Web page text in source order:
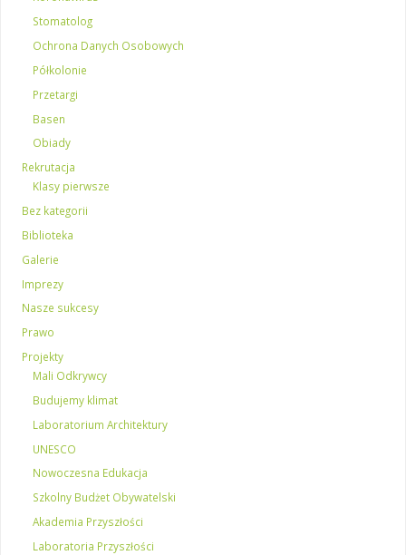
Stomatolog
Ochrona Danych Osobowych
Półkolonie
Przetargi
Basen
Obiady
Rekrutacja
Klasy pierwsze
Bez kategorii
Biblioteka
Galerie
Imprezy
Nasze sukcesy
Prawo
Projekty
Mali Odkrywcy
Budujemy klimat
Laboratorium Architektury
UNESCO
Nowoczesna Edukacja
Szkolny Budżet Obywatelski
Akademia Przyszłości
Laboratoria Przyszłości